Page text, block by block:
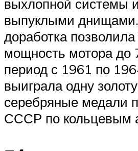
выхлопной системы
выпуклыми
доработка
мощность мотора до
период с 1961 по
выиграла одну
серебряные медали
СССР по кольцевым